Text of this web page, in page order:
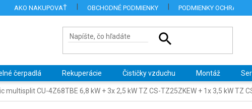
AKO NAKUPOVAŤ OBCHODNÉ PODMIENKY PODMIENKY OCHRANY
čerpadlá Rekuperácie Čističky vzduchu Montáž
multisplit CU-4Z68TBE 6,8 kW + 3x 2,5 kW TZ CS-TZ25ZKEW + 1x 3,5 kW TZ